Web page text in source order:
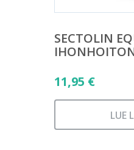
SECTOLIN
11,95 €
LUE